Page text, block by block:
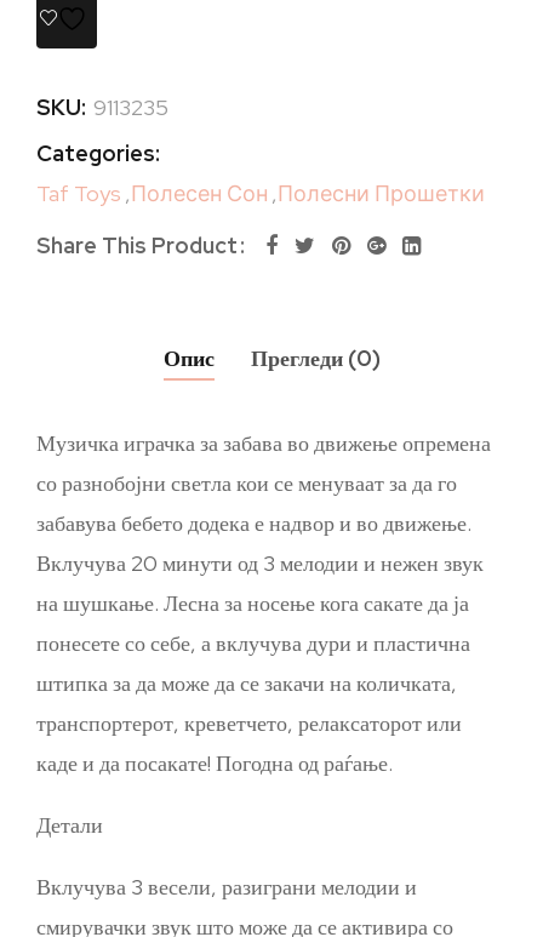
SKU: 9113235
Categories:
Taf Toys ,Полесен Сон ,Полесни Прошетки
Share This Product
Опис Прегледи (0)
Музичка играчка за забава во движење опремена
со разнобојни светла кои се менуваат за да го
забавува бебето додека е надвор и во движење.
Вклучува 20 минути од 3 мелодии и нежен звук
на шушкање. Лесна за носење кога сакате да ја
понесете со себе, а вклучува дури и пластична
штипка за да може да се закачи на количката,
транспортерот, креветчето, релаксаторот или
каде и да посакате! Погодна од раѓање.
Детали
Вклучува 3 весели, разиграни мелодии и
смирувачки звук што може да се активира со